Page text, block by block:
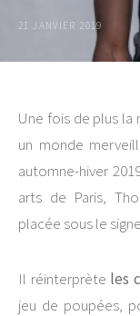
21 JANVIER 2019
Une fois de plus la
un monde
automne-hiver
arts de Paris,
placée sous le
Il réinterprète les
jeu de poupées,